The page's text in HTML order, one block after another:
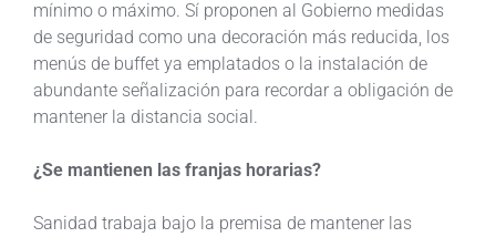
mínimo o máximo. Sí proponen al Gobierno medidas
de seguridad como una decoración más reducida, los
menús de buffet ya emplatados o la instalación de
abundante señalización para recordar a obligación de
mantener la distancia social.
¿Se mantienen las franjas horarias?
Sanidad trabaja bajo la premisa de mantener las